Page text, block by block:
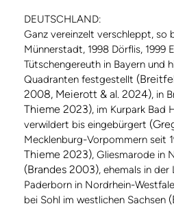
DEUTSCHLAND:
Ganz vereinzelt verschleppt, so
Münnerstadt, 1998 Dörflis, 1999
Tütschengereuth in Bayern und
Quadranten festgestellt
2008, Meierott & al. 2024), in
Thieme 2023), im Kurpark Bad
verwildert bis eingebürgert
Mecklenburg-Vorpommern seit
Thieme 2023), Gliesmarode in
(Brandes 2003), ehemals in
Paderborn in Nordrhein-
bei Sohl im westlichen Sachsen